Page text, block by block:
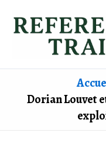
Dorian Louvet